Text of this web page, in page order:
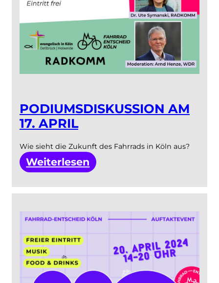
PODIUMSDISKUSSION AM
17. APRIL
Wie sieht die Zukunft des Fahrrads in Köln aus?
Weiterlesen
am
April